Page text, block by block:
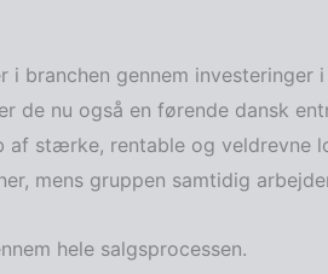
gennem investeringer
de nu også en førende dansk
stærke, rentable og
mens gruppen samtidig
hele salgsprocessen.